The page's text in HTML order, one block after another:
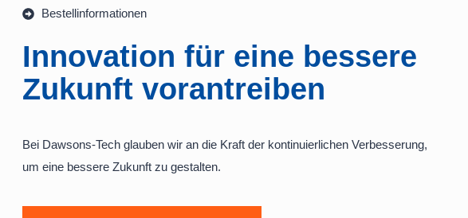
Bestellinformationen
Innovation für eine bessere
Zukunft vorantreiben
Bei Dawsons-Tech glauben wir an die Kraft der kontinuierlichen Verbesserung,
um eine bessere Zukunft zu gestalten.